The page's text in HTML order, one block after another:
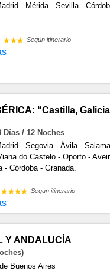
- Mérida - Sevilla -
Según itinerario
“Castilla,
Días / 12 Noches
- Segovia - Ávila -
do Castelo - Oporto -
- Córdoba - Granada.
Según itinerario
Y ANDALUCÍA
Buenos Aires